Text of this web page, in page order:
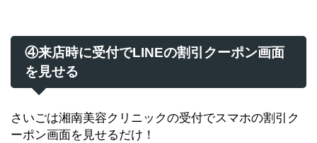
④来店時に受付でLINEの割引クーポン画面
を見せる
さいごは湘南美容クリニックの受付でスマホの割引ク
ーポン画面を見せるだけ！